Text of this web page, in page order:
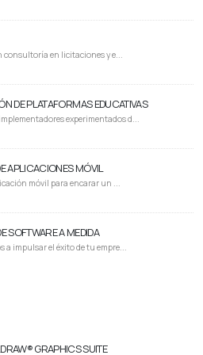
consultoría en licitaciones y e...
DE PLATAFORMAS EDUCATIVAS
experimentados d...
APLICACIONES MÓVIL
móvil para encarar un ...
SOFTWARE A MEDIDA
a impulsar el éxito de tu empre...
GRAPHICS SUITE